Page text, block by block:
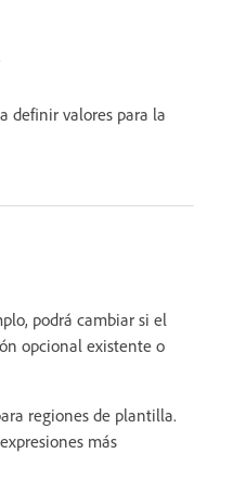
definir valores para la
podrá cambiar si el
opcional existente o
regiones de plantilla.
más